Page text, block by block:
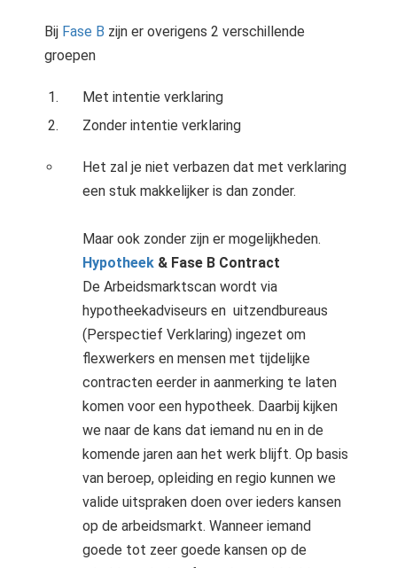
Bij Fase B zijn er overigens 2 verschillende
groepen
Met intentie verklaring
Zonder intentie verklaring
Het zal je niet verbazen dat met verklaring
een stuk makkelijker is dan zonder.
Maar ook zonder zijn er mogelijkheden.
Hypotheek & Fase B Contract
De Arbeidsmarktscan wordt via
hypotheekadviseurs en uitzendbureaus
(Perspectief Verklaring) ingezet om
flexwerkers en mensen met tijdelijke
contracten eerder in aanmerking te laten
komen voor een hypotheek. Daarbij kijken
we naar de kans dat iemand nu en in de
komende jaren aan het werk blijft. Op basis
van beroep, opleiding en regio kunnen we
valide uitspraken doen over ieders kansen
op de arbeidsmarkt. Wanneer iemand
goede tot zeer goede kansen op de